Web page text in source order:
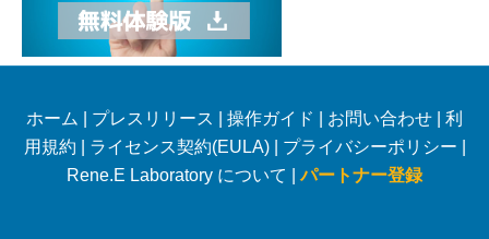
ホーム プレスリリース 操作ガイド お問い合わせ
利
用規約
ライセンス契約(EULA)| プライバシーポリシー
Rene.E Laboratory について |パートナー登録